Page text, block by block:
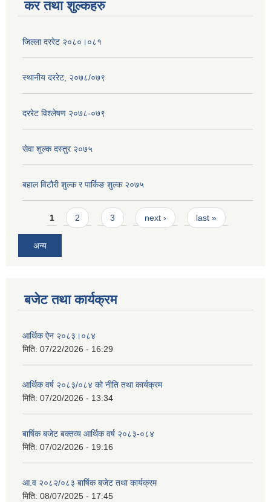
कर तथा शुल्कहरु
जिल्ला दररेट २०८०।०८१
स्थानीय दररेट, २०७८/०७९
दररेट विश्लेषण २०७८-०७९
सेवा शुल्क दस्तुर २०७५
बहाल विटौरी शुल्क र पार्किङ शुल्क २०७५
Pages
1 2 3 next › last »
अन्य
बजेट तथा कार्यक्रम
आर्थिक ऐन २०८३।०८४
मिति: 07/22/2026 - 16:29
आर्थिक वर्ष २०८३/०८४ को नीति तथा कार्यक्रम
मिति: 07/20/2026 - 13:34
बार्षिक बजेट बक्तव्य आर्थिक वर्ष २०८३-०८४
मिति: 07/02/2026 - 19:16
आ.व २०८२/०८३ बार्षिक बजेट तथा कार्यक्रम
मिति: 08/07/2025 - 17:45